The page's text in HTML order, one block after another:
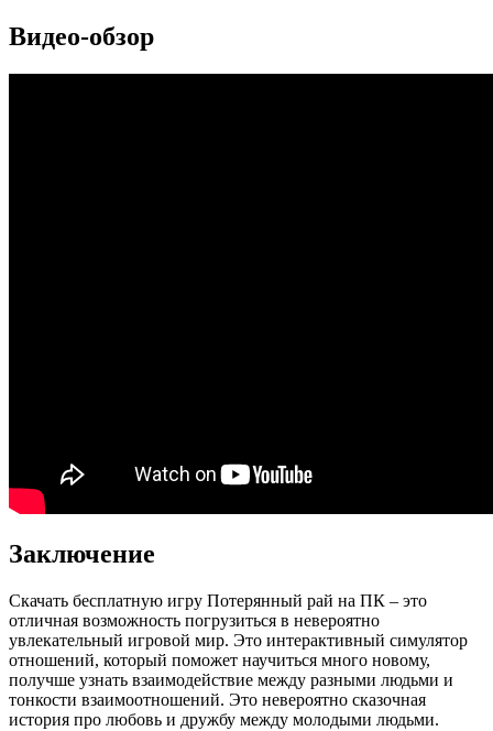
Видео-обзор
Заключение
Скачать бесплатную игру Потерянный рай на ПК – это
отличная возможность погрузиться в невероятно
увлекательный игровой мир. Это интерактивный симулятор
отношений, который поможет научиться много новому,
получше узнать взаимодействие между разными людьми и
тонкости взаимоотношений. Это невероятно сказочная
история про любовь и дружбу между молодыми людьми.